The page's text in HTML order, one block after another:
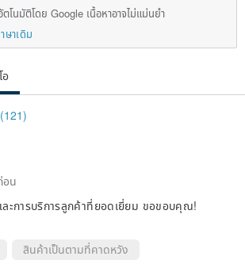
โนมัติโดย Google เนื้อหาอาจไม่แม่นยำ
ษาเดิม
(121)
อน
การบริการลูกค้าที่ยอดเยี่ยม ขอขอบคุณ!
สินค้าเป็นตามที่คาดหวัง